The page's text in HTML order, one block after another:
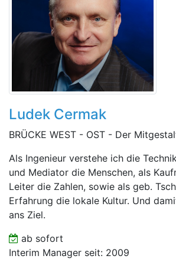
Ludek Cermak
BRÜCKE WEST - OST - Der
Als Ingenieur verstehe ich die
und Mediator die Menschen, als
Leiter die Zahlen, sowie als geb.
Erfahrung die lokale Kultur. Und
ans Ziel.
ab sofort
Interim Manager seit: 2009